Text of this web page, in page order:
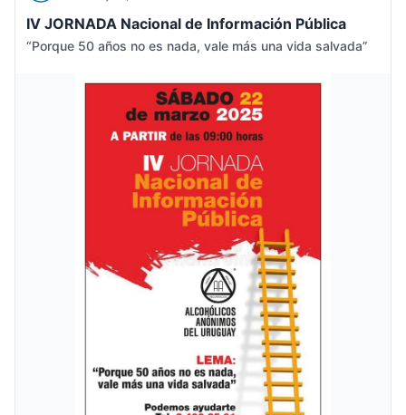
IV JORNADA Nacional de Información Pública
“Porque 50 años no es nada, vale más una vida salvada”